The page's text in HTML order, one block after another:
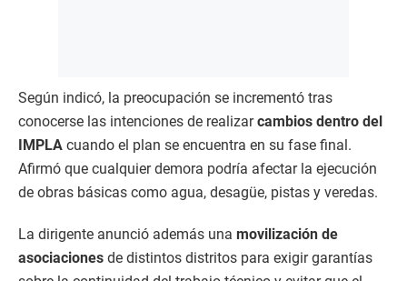
Según indicó, la preocupación se incrementó tras
conocerse las intenciones de realizarcambios dentro del
IMPLA cuando el plan se encuentra en su fase final.
Afirmó que cualquier demora podría afectar la ejecución
de obras básicas como agua, desagüe, pistas y veredas.
La dirigente anunció además una movilización de
asociaciones de distintos distritos para exigir garantías